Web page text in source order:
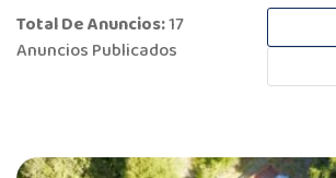
Total De Anuncios:17
Anuncios Publicados